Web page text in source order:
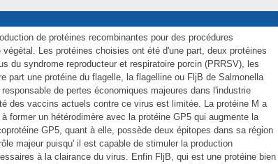
de protéines recombinantes pour des procédures
Les protéines choisies ont été d'une part, deux protéines
du syndrome reproducteur et respiratoire porcin (PRRSV), les
part une protéine du flagelle, la flagelline ou FljB de Salmonella
de pertes économiques majeures dans l'industrie
des vaccins actuels contre ce virus est limitée. La protéine M a
former un hétérodimère avec la protéine GP5 qui augmente la
GP5, quant à elle, possède deux épitopes dans sa région
majeur puisqu' il est capable de stimuler la production
à la clairance du virus. Enfin FljB, qui est une protéine bien